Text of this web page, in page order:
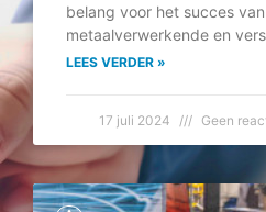
belang voor het succes
metaalverwerkende en
LEES VERDER »
17 juli 2024 Geen